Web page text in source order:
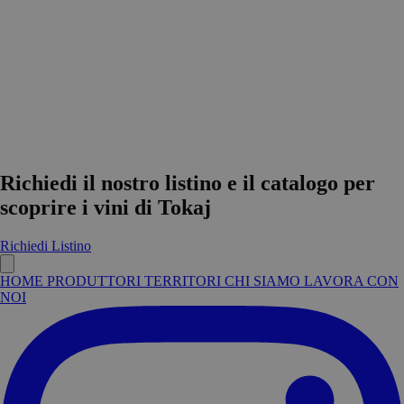
Richiedi il nostro listino e il catalogo per
scoprire i vini di Tokaj
Richiedi Listino
HOME PRODUTTORI TERRITORI CHI SIAMO LAVORA CON
NOI